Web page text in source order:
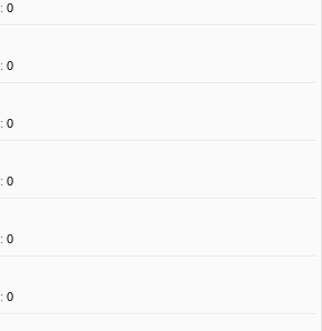
: 0
: 0
: 0
: 0
: 0
: 0